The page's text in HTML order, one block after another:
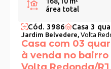
área total
Cód. 3986 Casa 3
Jardim Belvedere, Volta
Casa com 03
à venda no